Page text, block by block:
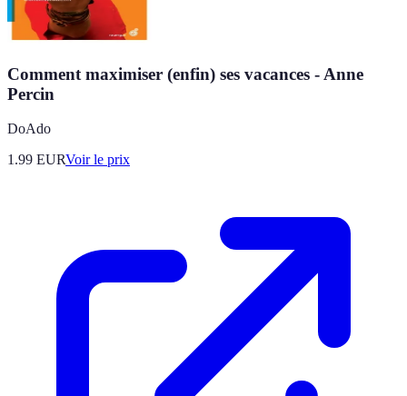
Comment maximiser (enfin) ses vacances - Anne
Percin
DoAdo
1.99 EURVoir le prix